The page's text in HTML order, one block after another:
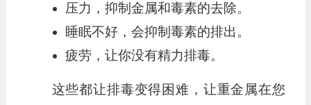
压力，抑制金属和毒素的去除。
睡眠不好，会抑制毒素的排出。
疲劳，让你没有精力排毒。
这些都让排毒变得困难，让重金属在您